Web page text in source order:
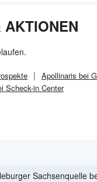
Apollinaris bei
Scheck-in Center
Sachsenquelle